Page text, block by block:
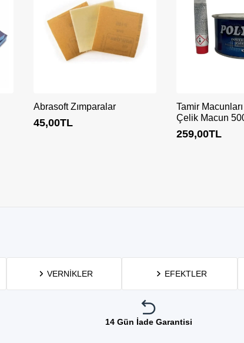
Abrasoft Zımparalar
45,00TL
Tamir
Çelik Macun
259,00TL
VERNIKLER EFEKTLER
14 Gün İade Garantisi